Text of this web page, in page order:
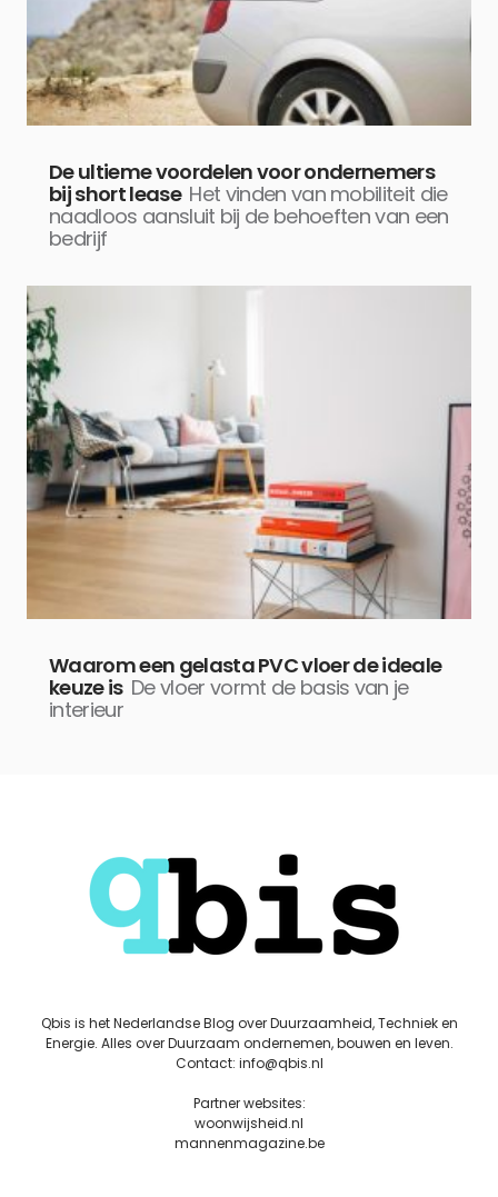
De ultieme voordelen voor ondernemers
bij short lease Het vinden van mobiliteit die
naadloos aansluit bij de behoeften van een
bedrijf
Waarom een gelasta PVC vloer de ideale
keuze is De vloer vormt de basis van je
interieur
Qbis is het Nederlandse Blog over Duurzaamheid, Techniek en
Energie. Alles over Duurzaam ondernemen, bouwen en leven.
Contact: info@qbis.nl
Partner websites:
woonwijsheid.nl
mannenmagazine.be